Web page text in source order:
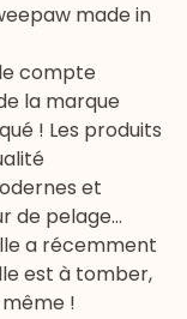
made in
compte
la marque
! Les produits
et
de pelage…
a récemment
est à tomber,
!